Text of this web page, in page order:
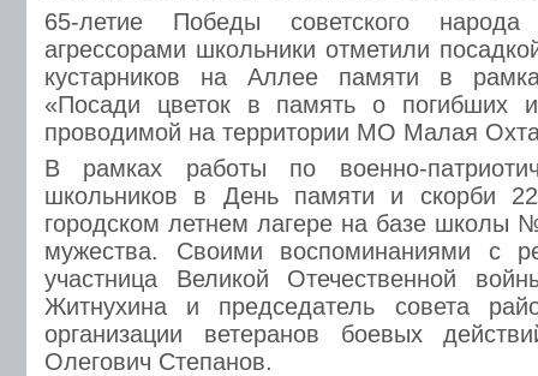
65-летие Победы советского
агрессорами школьники отметили
кустарников на Аллее памяти в
«Посади цветок в память о погибших
проводимой на территории МО Малая
В рамках работы по военно-
школьников в День памяти и скорби
городском летнем лагере на базе школы
мужества. Своими воспоминаниями с
участница Великой Отечественной
Житнухина и председатель совета
организации ветеранов боевых
Олегович Степанов.